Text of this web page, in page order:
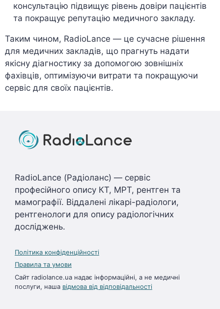
консультацію підвищує рівень довіри пацієнтів
та покращує репутацію медичного закладу.
Таким чином, RadioLance — це сучасне рішення
для медичних закладів, що прагнуть надати
якісну діагностику за допомогою зовнішніх
фахівців, оптимізуючи витрати та покращуючи
сервіс для своїх пацієнтів.
RadioLance (Радіоланс) — сервіс
професійного опису КТ, МРТ, рентген та
мамографії. Віддалені лікарі-радіологи,
рентгенологи для опису радіологічних
досліджень.
Політика конфіденційності
Правила та умови
Сайт radiolance.ua надає інформаційні, а не медичні
послуги, наша відмова від відповідальності